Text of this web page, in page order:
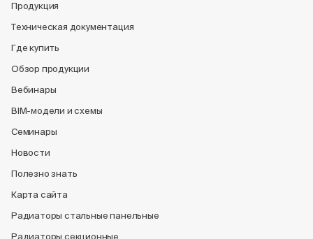
Продукция
Техническая документация
Где купить
Обзор продукции
Вебинары
BIM-модели и схемы
Семинары
Новости
Полезно знать
Карта сайта
Радиаторы стальные панельные
Радиаторы секционные